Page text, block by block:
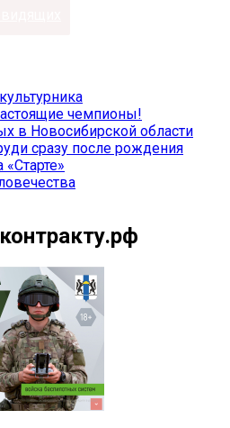
чемпионы!
в Новосибирской области
сразу после рождения
«Старте»